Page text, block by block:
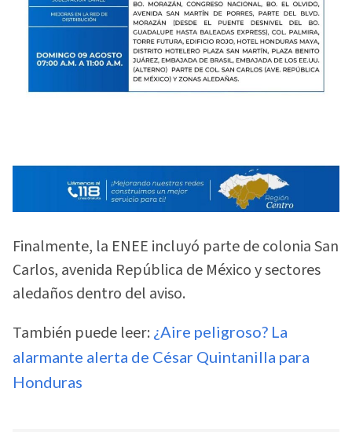
Finalmente, la ENEE incluyó parte de colonia San
Carlos, avenida República de México y sectores
aledaños dentro del aviso.
También puede leer: ¿Aire peligroso? La
alarmante alerta de César Quintanilla para
Honduras